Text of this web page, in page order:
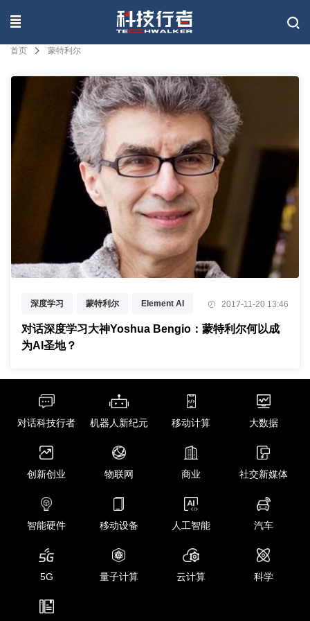
联系我们
首页 蒙特利尔
深度学习 蒙特利尔 Element AI
人工智能 RNN
2017-11-20 13:46
对话深度学习大神Yoshua Bengio：蒙特利尔何以成
为AI圣地？
对话科技行者 机器人新纪元 移动计算 大数据
创新创业 物联网 商业 社交新媒体
智能硬件 移动设备 人工智能 汽车
5G 量子计算 云计算 科学